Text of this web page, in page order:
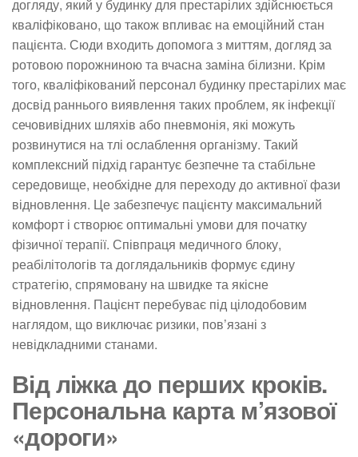
догляду, який у будинку для престарілих здійснюється
кваліфіковано, що також впливає на емоційний стан
пацієнта. Сюди входить допомога з миттям, догляд за
ротовою порожниною та вчасна заміна білизни. Крім
того, кваліфікований персонал будинку престарілих має
досвід раннього виявлення таких проблем, як інфекції
сечовивідних шляхів або пневмонія, які можуть
розвинутися на тлі ослаблення організму. Такий
комплексний підхід гарантує безпечне та стабільне
середовище, необхідне для переходу до активної фази
відновлення. Це забезпечує пацієнту максимальний
комфорт і створює оптимальні умови для початку
фізичної терапії. Співпраця медичного блоку,
реабілітологів та доглядальників формує єдину
стратегію, спрямовану на швидке та якісне
відновлення. Пацієнт перебуває під цілодобовим
наглядом, що виключає ризики, пов’язані з
невідкладними станами.
Від ліжка до перших кроків.
Персональна карта м’язової
«дороги»